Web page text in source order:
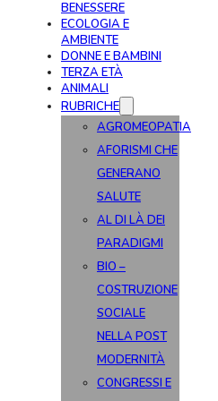
BENESSERE
ECOLOGIA E
AMBIENTE
DONNE E BAMBINI
TERZA ETÀ
ANIMALI
RUBRICHE
AGROMEOPATIA
AFORISMI CHE
GENERANO
SALUTE
AL DI LÀ DEI
PARADIGMI
BIO –
COSTRUZIONE
SOCIALE
NELLA POST
MODERNITÀ
CONGRESSI E